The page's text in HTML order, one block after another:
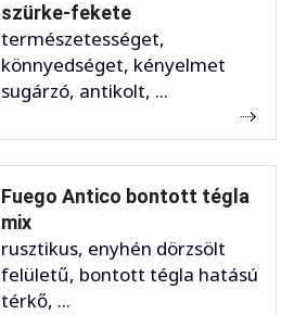
szürke-fekete
természetességet,
könnyedséget, kényelmet
sugárzó, antikolt, ...
Fuego Antico bontott tégla
mix
rusztikus, enyhén dörzsölt
felületű, bontott tégla hatású
térkő, ...